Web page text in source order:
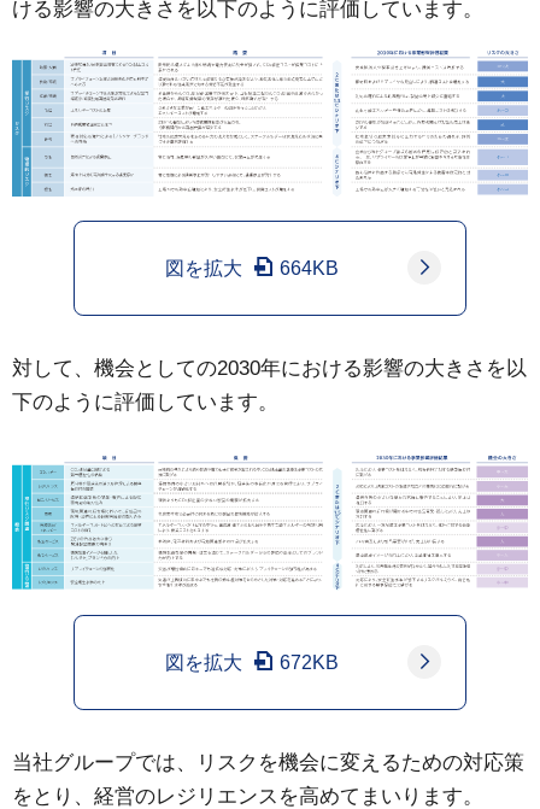
ける影響の大きさを以下のように評価しています。
図を拡大 664KB
対して、機会としての2030年における影響の大きさを以
下のように評価しています。
図を拡大 672KB
当社グループでは、リスクを機会に変えるための対応策
をとり、経営のレジリエンスを高めてまいります。